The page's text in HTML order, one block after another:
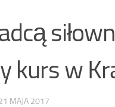
kurs w
MAJA 2017